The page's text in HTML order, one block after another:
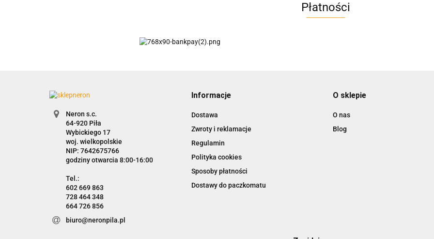
AC EasyLine
AIRTAC
Płatności
Neron s.c.
Wybickiego 17
woj. wielkopolskie
NIP: 7642675766
godziny otwarcia 8:00-16:00
602 669 863
728 464 348
664 726 856
biuro@neronpila.pl
Informacje
Dostawa
Zwroty i reklamacje
Regulamin
Polityka cookies
Sposoby płatności
Dostawy do paczkomatu
O sklepie
O nas
Blog